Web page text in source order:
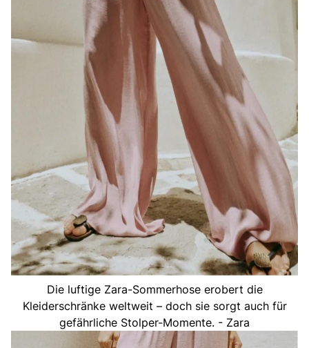
Die luftige Zara-Sommerhose erobert die
Kleiderschränke weltweit – doch sie sorgt auch für
gefährliche Stolper-Momente. - Zara